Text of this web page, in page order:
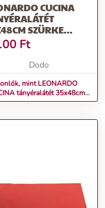
CUCINA
SZÜRKE
HATÁSÚ
Ft
Dodo
mint LEONARDO
tányéralátét 35x48cm
szőtt hatású